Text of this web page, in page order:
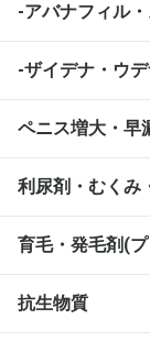
-アバナフィル
-ザイデナ・ウ
ペニス増大・早
利尿剤・むくみ
育毛・発毛剤(
抗生物質